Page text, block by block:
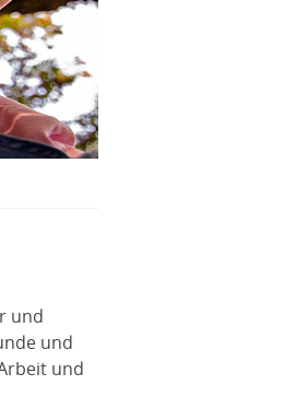
und
und
und